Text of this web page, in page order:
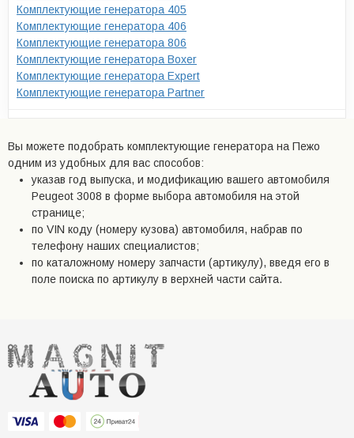
Комплектующие генератора 405
Комплектующие генератора 406
Комплектующие генератора 806
Комплектующие генератора Boxer
Комплектующие генератора Expert
Комплектующие генератора Partner
Вы можете подобрать комплектующие генератора на Пежо
одним из удобных для вас способов:
указав год выпуска, и модификацию вашего автомобиля
Peugeot 3008 в форме выбора автомобиля на этой
странице;
по VIN коду (номеру кузова) автомобиля, набрав по
телефону наших специалистов;
по каталожному номеру запчасти (артикулу), введя его в
поле поиска по артикулу в верхней части сайта.